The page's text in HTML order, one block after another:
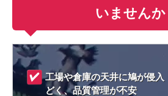
いませんか
工場や倉庫の天井に鳩が侵入
どく、品質管理が不安